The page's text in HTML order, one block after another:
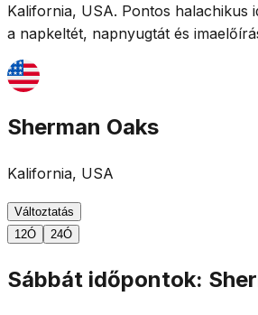
Kalifornia, USA. Pontos halachikus
a napkeltét, napnyugtát és
Sherman Oaks
Kalifornia, USA
Változtatás
12Ó
24Ó
Sábbát időpontok: